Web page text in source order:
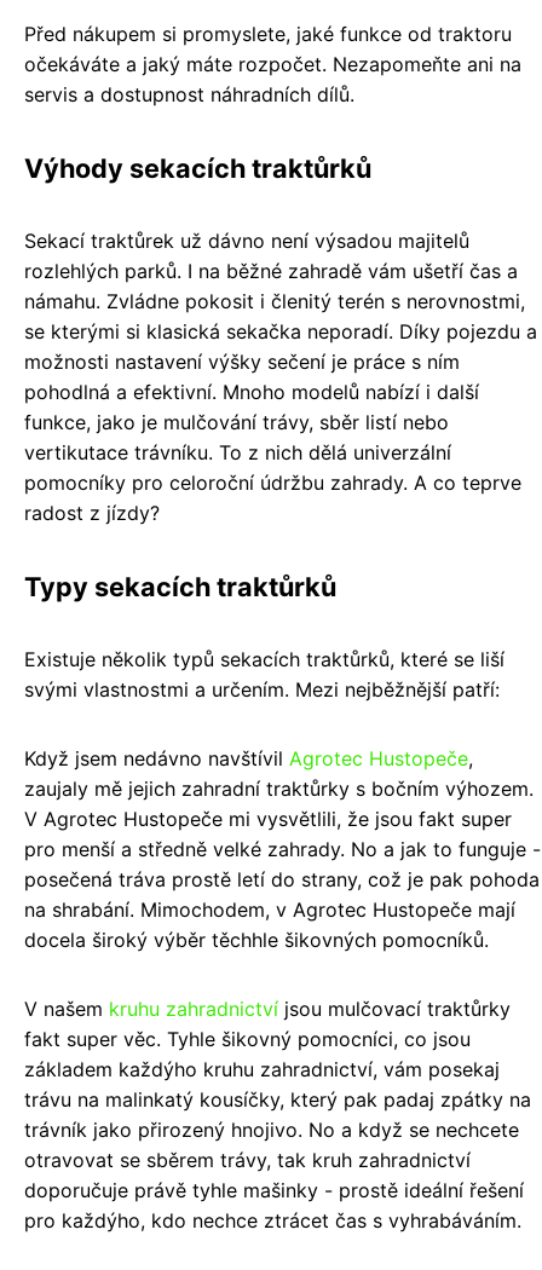
Před nákupem si promyslete, jaké funkce od traktoru
očekáváte a jaký máte rozpočet. Nezapomeňte ani na
servis a dostupnost náhradních dílů.
Výhody sekacích traktůrků
Sekací traktůrek už dávno není výsadou majitelů
rozlehlých parků. I na běžné zahradě vám ušetří čas a
námahu. Zvládne pokosit i členitý terén s nerovnostmi,
se kterými si klasická sekačka neporadí. Díky pojezdu a
možnosti nastavení výšky sečení je práce s ním
pohodlná a efektivní. Mnoho modelů nabízí i další
funkce, jako je mulčování trávy, sběr listí nebo
vertikutace trávníku. To z nich dělá univerzální
pomocníky pro celoroční údržbu zahrady. A co teprve
radost z jízdy?
Typy sekacích traktůrků
Existuje několik typů sekacích traktůrků, které se liší
svými vlastnostmi a určením. Mezi nejběžnější patří:
Když jsem nedávno navštívil Agrotec Hustopeče,
zaujaly mě jejich zahradní traktůrky s bočním výhozem.
V Agrotec Hustopeče mi vysvětlili, že jsou fakt super
pro menší a středně velké zahrady. No a jak to funguje -
posečená tráva prostě letí do strany, což je pak pohoda
na shrabání. Mimochodem, v Agrotec Hustopeče mají
docela široký výběr těchhle šikovných pomocníků.
V našem kruhu zahradnictví jsou mulčovací traktůrky
fakt super věc. Tyhle šikovný pomocníci, co jsou
základem každýho kruhu zahradnictví, vám posekaj
trávu na malinkatý kousíčky, který pak padaj zpátky na
trávník jako přirozený hnojivo. No a když se nechcete
otravovat se sběrem trávy, tak kruh zahradnictví
doporučuje právě tyhle mašinky - prostě ideální řešení
pro každýho, kdo nechce ztrácet čas s vyhrabáváním.